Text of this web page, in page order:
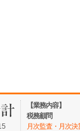
【業務内容】
税務顧問
月次監査・月次決